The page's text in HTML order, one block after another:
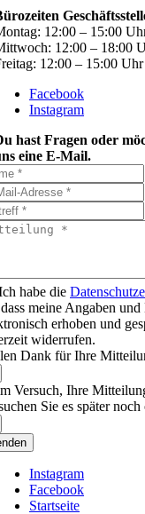
12:00 – 15:00
12:00 – 18:00
12:00 – 15:00 Uhr
Facebook
Instagram
hast Fragen oder
eine E-Mail.
habe die
meine Angaben
erhoben und
widerrufen.
Dank für Ihre
Versuch, Ihre
Sie es später
Instagram
Facebook
Startseite